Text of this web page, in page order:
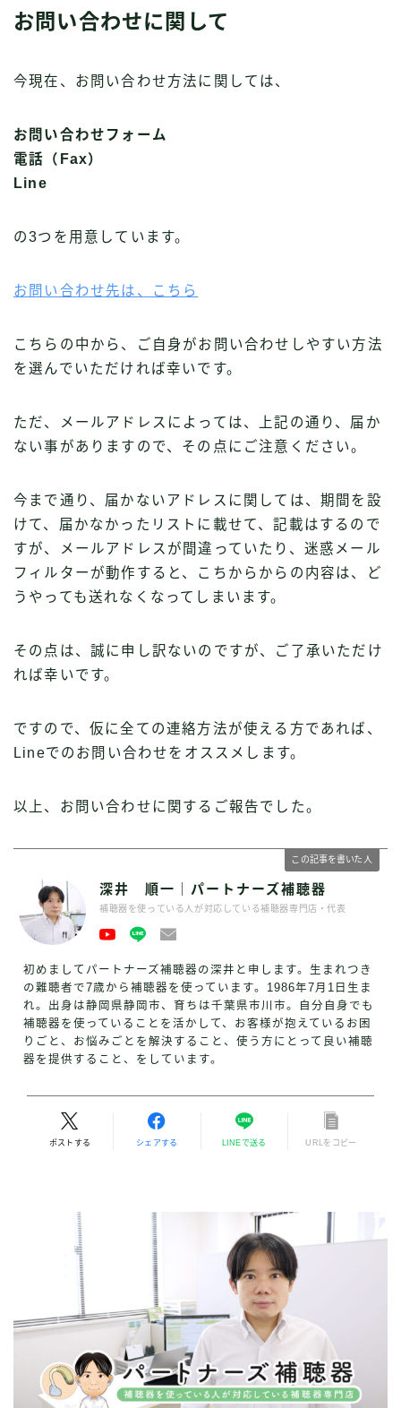
お問い合わせに関して
今現在、お問い合わせ方法に関しては、
お問い合わせフォーム
電話（Fax）
Line
の3つを用意しています。
お問い合わせ先は、こちら
こちらの中から、ご自身がお問い合わせしやすい方法
を選んでいただければ幸いです。
ただ、メールアドレスによっては、上記の通り、届か
ない事がありますので、その点にご注意ください。
今まで通り、届かないアドレスに関しては、期間を設
けて、届かなかったリストに載せて、記載はするので
すが、メールアドレスが間違っていたり、迷惑メール
フィルターが動作すると、こちからからの内容は、ど
うやっても送れなくなってしまいます。
その点は、誠に申し訳ないのですが、ご了承いただけ
れば幸いです。
ですので、仮に全ての連絡方法が使える方であれば、
Lineでのお問い合わせをオススメします。
以上、お問い合わせに関するご報告でした。
この記事を書いた人
深井 順一｜パートナーズ補聴器
補聴器を使っている人が対応している補聴器専門店・代表
初めましてパートナーズ補聴器の深井と申します。生まれつき
の難聴者で7歳から補聴器を使っています。1986年7月1日生ま
れ。出身は静岡県静岡市、育ちは千葉県市川市。自分自身でも
補聴器を使っていることを活かして、お客様が抱えているお困
りごと、お悩みごとを解決すること、使う方にとって良い補聴
器を提供すること、をしています。
ポストする シェアする LINEで送る URLをコピー